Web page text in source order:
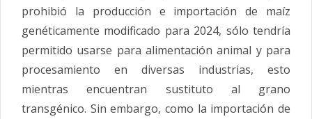
prohibió la producción e importación de maíz
genéticamente modificado para 2024, sólo tendría
permitido usarse para alimentación animal y para
procesamiento en diversas industrias, esto
mientras encuentran sustituto al grano
transgénico. Sin embargo, como la importación de